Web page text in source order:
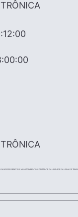
ACESSO REMOTO E MONITORAMENTO CONSTANTE DA UNIDADE DA USINA DE